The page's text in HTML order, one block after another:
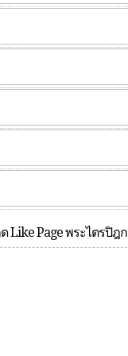
Like Page พระไตรปิฎก